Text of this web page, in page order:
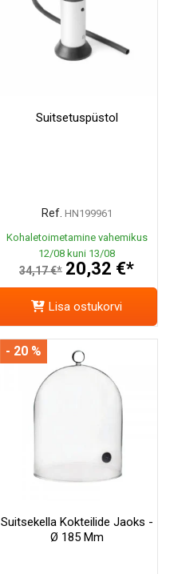
Suitsetuspüstol
Ref. HN199961
Kohaletoimetamine vahemikus
12/08 kuni 13/08
34,17 €* 20,32 €*
Lisa ostukorvi
Suitsekella Kokteilide Jaoks -
Ø 185 Mm
- 20 %